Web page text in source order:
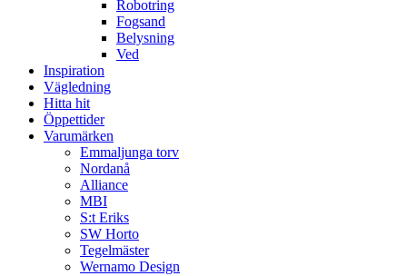
Robotring
Fogsand
Belysning
Ved
Inspiration
Vägledning
Hitta hit
Öppettider
Varumärken
Emmaljunga torv
Nordanå
Alliance
MBI
S:t Eriks
SW Horto
Tegelmäster
Wernamo Design